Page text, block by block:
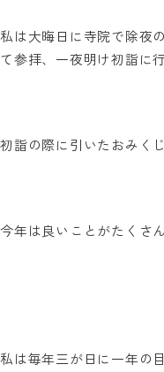
私は大晦日に寺院で除夜
て参拝、一夜明け初詣に
初詣の際に引いたおみく
今年は良いことがたくさ
私は毎年三が日に一年の